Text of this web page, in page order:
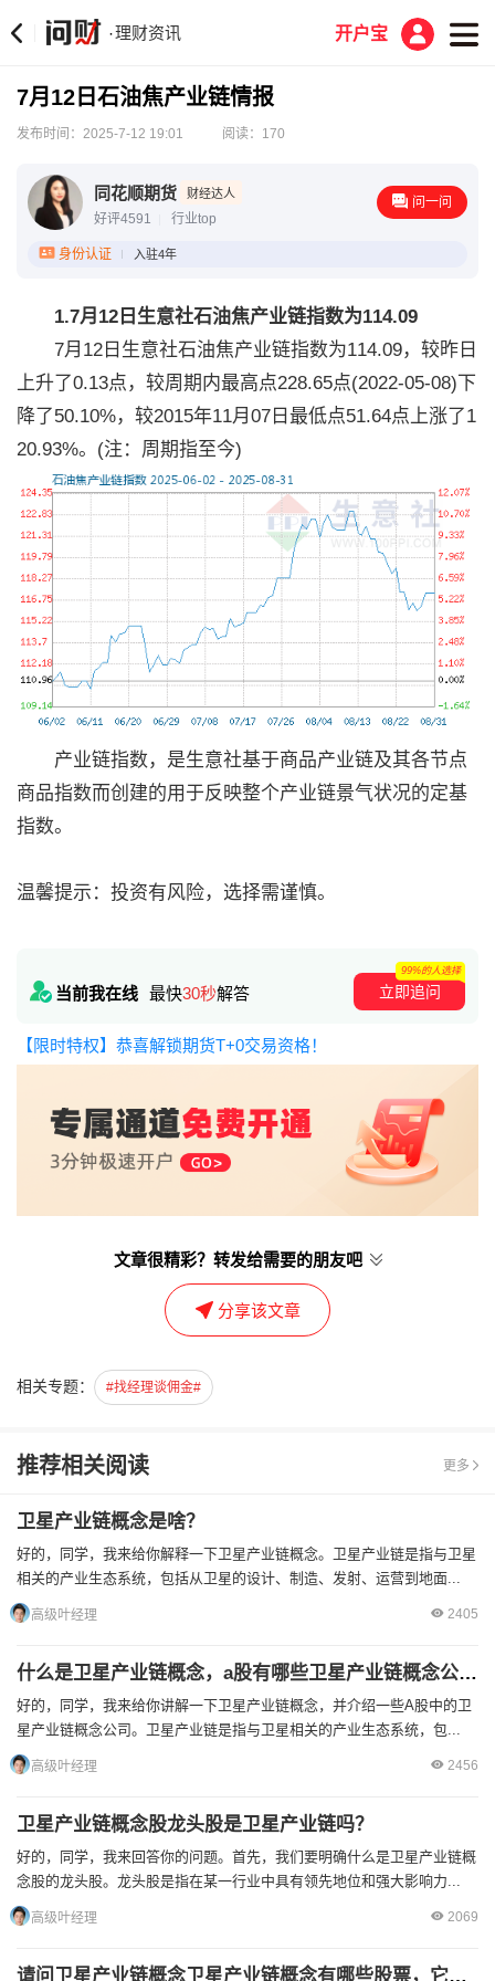
·理财资讯 开户宝
7月12日石油焦产业链情报
发布时间：2025-7-12 19:01 阅读：170
同花顺期货 财经达人
好评4591 行业top
问一问
身份认证 入驻4年
1.7月12日生意社石油焦产业链指数为114.09
7月12日生意社石油焦产业链指数为114.09，较昨日
上升了0.13点，较周期内最高点228.65点(2022-05-08)下
降了50.10%，较2015年11月07日最低点51.64点上涨了1
20.93%。(注：周期指至今)
产业链指数，是生意社基于商品产业链及其各节点
商品指数而创建的用于反映整个产业链景气状况的定基
指数。
温馨提示：投资有风险，选择需谨慎。
当前我在线 最快30秒解答 立即追问
99%的人选择
【限时特权】恭喜解锁期货T+0交易资格！
文章很精彩？转发给需要的朋友吧
分享该文章
相关专题： #找经理谈佣金#
推荐相关阅读 更多
卫星产业链概念是啥？
好的，同学，我来给你解释一下卫星产业链概念。卫星产业链是指与卫星
相关的产业生态系统，包括从卫星的设计、制造、发射、运营到地面...
高级叶经理 2405
什么是卫星产业链概念，a股有哪些卫星产业链概念公司？
好的，同学，我来给你讲解一下卫星产业链概念，并介绍一些A股中的卫
星产业链概念公司。卫星产业链是指与卫星相关的产业生态系统，包...
高级叶经理 2456
卫星产业链概念股龙头股是卫星产业链吗？
好的，同学，我来回答你的问题。首先，我们要明确什么是卫星产业链概
念股的龙头股。龙头股是指在某一行业中具有领先地位和强大影响力...
高级叶经理 2069
请问卫星产业链概念卫星产业链概念有哪些股票，它们业绩怎么样？